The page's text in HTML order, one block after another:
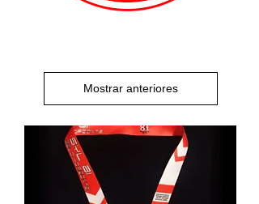
Mostrar anteriores